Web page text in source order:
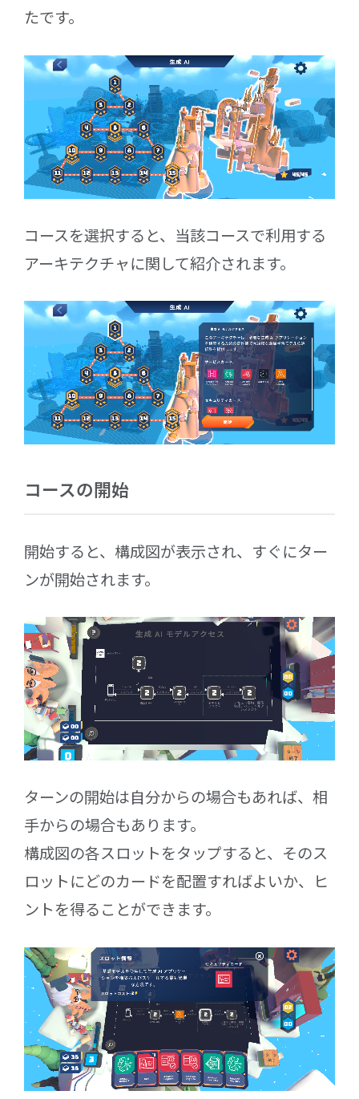
たです。
コースを選択すると、当該コースで利用する
アーキテクチャに関して紹介されます。
コースの開始
開始すると、構成図が表示され、すぐにター
ンが開始されます。
ターンの開始は自分からの場合もあれば、相
手からの場合もあります。
構成図の各スロットをタップすると、そのス
ロットにどのカードを配置すればよいか、ヒ
ントを得ることができます。